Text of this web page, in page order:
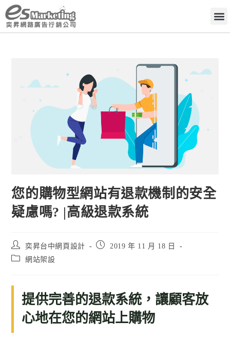
您的購物型網站有退款機制的安全
疑慮嗎? |高級退款系統
奕昇台中網頁設計
2019 年 11 月 18 日
網站架設
提供完善的退款系統，讓顧客放
心地在您的網站上購物